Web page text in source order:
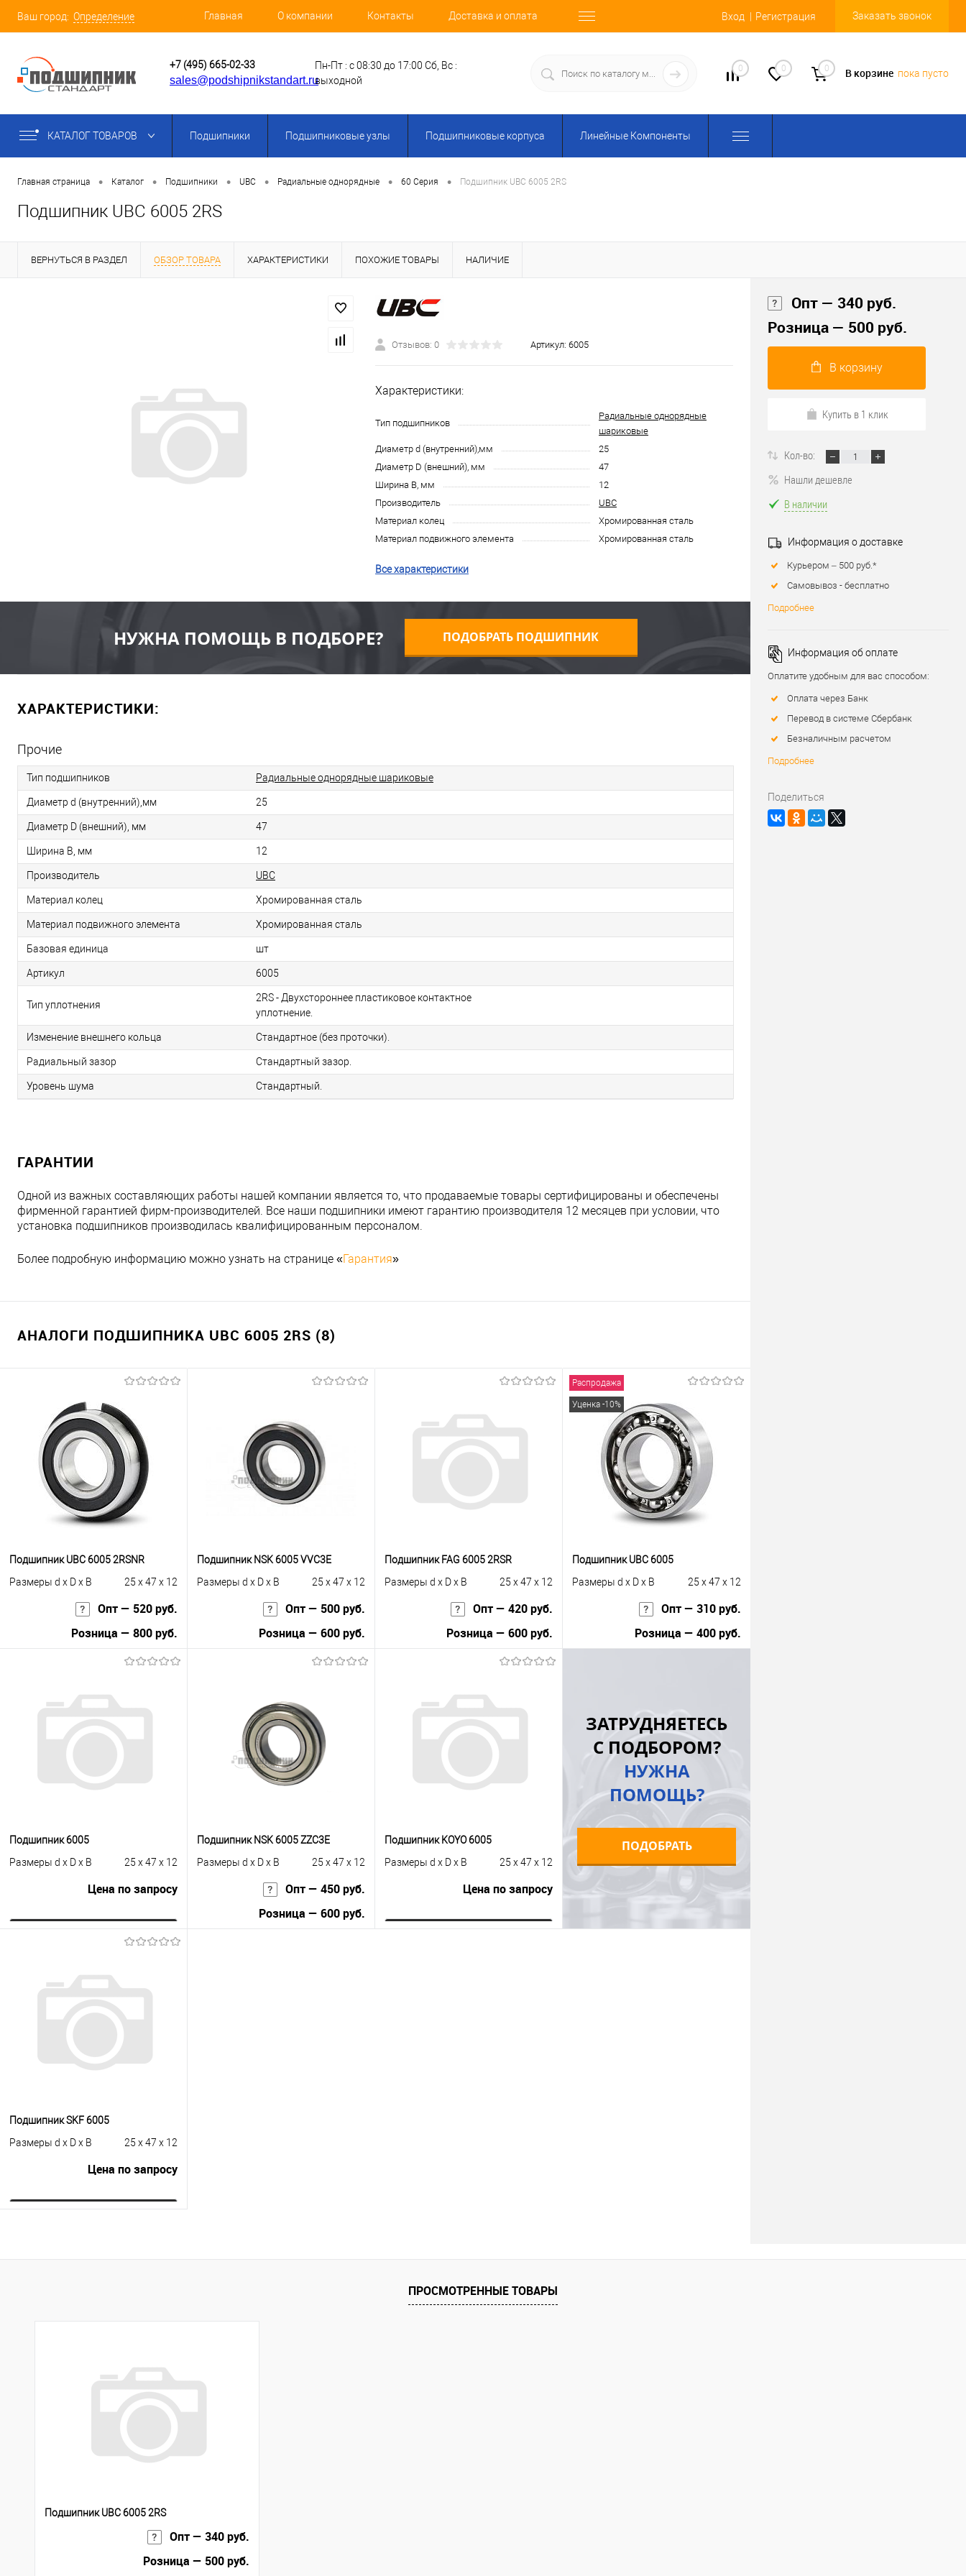
Ваш город: Определение Главная О компании Контакты Доставка и оплата Вход Регистрация Заказать звонок
+7 (495) 665-02-33
sales@podshipnikstandart.ru
Пн-Пт : с 08:30 до 17:00 Сб, Вс :
выходной
0 0 0 В корзине пока пусто
КАТАЛОГ ТОВАРОВ Подшипники Подшипниковые узлы Подшипниковые корпуса Линейные Компоненты
Главная страница • Каталог • Подшипники • UBC • Радиальные однорядные • 60 Серия • Подшипник UBC 6005 2RS
Подшипник UBC 6005 2RS
ВЕРНУТЬСЯ В РАЗДЕЛ ОБЗОР ТОВАРА ХАРАКТЕРИСТИКИ ПОХОЖИЕ ТОВАРЫ НАЛИЧИЕ
Отзывов: 0 Артикул: 6005
Характеристики:
Тип подшипников
Радиальные однорядные
шариковые
Диаметр d (внутренний),мм
25
Диаметр D (внешний), мм
47
Ширина B, мм
12
Производитель
UBC
Материал колец
Хромированная сталь
Материал подвижного элемента
Хромированная сталь
Все характеристики
НУЖНА ПОМОЩЬ В ПОДБОРЕ? ПОДОБРАТЬ ПОДШИПНИК
ХАРАКТЕРИСТИКИ:
Прочие
Тип подшипников Радиальные однорядные шариковые
Диаметр d (внутренний),мм 25
Диаметр D (внешний), мм 47
Ширина B, мм 12
Производитель UBC
Материал колец Хромированная сталь
Материал подвижного элемента Хромированная сталь
Базовая единица шт
Артикул 6005
Тип уплотнения
2RS - Двухстороннее пластиковое контактное
уплотнение.
Изменение внешнего кольца Стандартное (без проточки).
Радиальный зазор Стандартный зазор.
Уровень шума Стандартный.
ГАРАНТИИ
Одной из важных составляющих работы нашей компании является то, что продаваемые товары сертифицированы и обеспечены
фирменной гарантией фирм-производителей. Все наши подшипники имеют гарантию производителя 12 месяцев при условии, что
установка подшипников производилась квалифицированным персоналом.
Более подробную информацию можно узнать на странице «Гарантия»
АНАЛОГИ ПОДШИПНИКА UBC 6005 2RS (8)
Подшипник UBC 6005 2RSNR
Размеры d x D x B
25 x 47 x 12
Опт — 520 руб.
Розница — 800 руб.
Купить в 1 клик
К сравнению
В избранное
В наличии
Подшипник NSK 6005 VVC3E
Размеры d x D x B
25 x 47 x 12
Опт — 500 руб.
Розница — 600 руб.
Купить в 1 клик
К сравнению
В избранное
Под заказ
Подшипник FAG 6005 2RSR
Размеры d x D x B
25 x 47 x 12
Опт — 420 руб.
Розница — 600 руб.
Купить в 1 клик
К сравнению
В избранное
В наличии
Распродажа
Уценка -10%
Подшипник UBC 6005
Размеры d x D x B
25 x 47 x 12
Опт — 310 руб.
Розница — 400 руб.
Купить в 1 клик
В избранное
В наличии
Подшипник 6005
Размеры d x D x B
25 x 47 x 12
Цена по запросу
Запросить цену
Купить в 1 клик
В избранное
Подшипник NSK 6005 ZZC3E
Размеры d x D x B
25 x 47 x 12
Опт — 450 руб.
Розница — 600 руб.
Подшипник KOYO 6005
Размеры d x D x B
25 x 47 x 12
Цена по запросу
ЗАТРУДНЯЕТЕСЬ
С ПОДБОРОМ?
НУЖНА
ПОМОЩЬ?
ПОДОБРАТЬ
Подшипник SKF 6005
Размеры d x D x B
25 x 47 x 12
Цена по запросу
Купить в 1 клик
К сравнению
Опт — 340 руб.
Розница — 500 руб.
В корзину
Купить в 1 клик
Кол-во:
Нашли дешевле
В наличии
Информация о доставке
Курьером – 500 руб.*
Самовывоз - бесплатно
Подробнее
Информация об оплате
Оплатите удобным для вас способом:
Оплата через Банк
Перевод в системе Сбербанк
Безналичным расчетом
Подробнее
Поделиться
ПРОСМОТРЕННЫЕ ТОВАРЫ
Подшипник UBC 6005 2RS
Опт — 340 руб.
Розница — 500 руб.